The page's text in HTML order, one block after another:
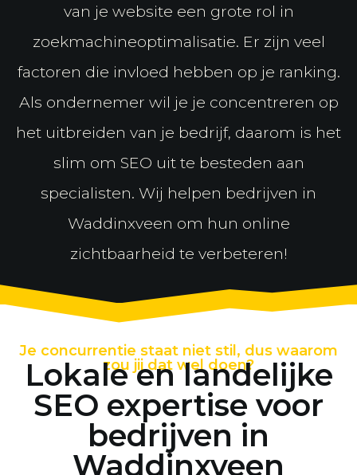
van je website een grote rol in
zoekmachineoptimalisatie. Er zijn veel
factoren die invloed hebben op je ranking.
Als ondernemer wil je je concentreren op
het uitbreiden van je bedrijf, daarom is het
slim om SEO uit te besteden aan
specialisten. Wij helpen bedrijven in
Waddinxveen om hun online
zichtbaarheid te verbeteren!
Je concurrentie staat niet stil, dus waarom
zou jij dat wel doen?
Lokale en landelijke
SEO expertise voor
bedrijven in
Waddinxveen